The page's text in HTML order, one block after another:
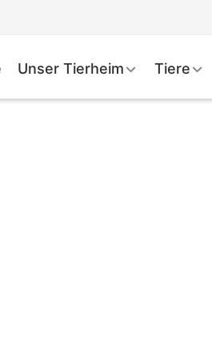
Unser Tierheim Tiere